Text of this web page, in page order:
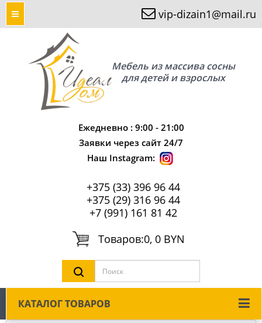
vip-dizain1@mail.ru
Мебель из массива сосны
для детей и взрослых
Ежедневно : 9:00 - 21:00
Заявки через сайт 24/7
Наш Instagram:
+375 (33) 396 96 44
+375 (29) 316 96 44
+7 (991) 161 81 42
Tоваров:0, 0 BYN
КАТАЛОГ ТОВАРОВ